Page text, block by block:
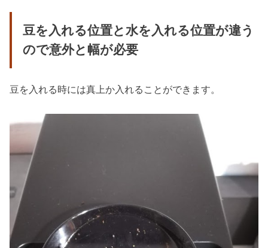
豆を入れる位置と水を入れる位置が違う
ので意外と幅が必要
豆を入れる時には真上か入れることができます。